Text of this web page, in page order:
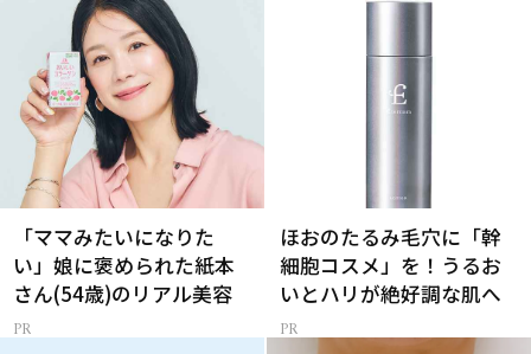
「ママみたいになりた
い」娘に褒められた紙本
さん(54歳)のリアル美容
ほおのたるみ毛穴に「幹
細胞コスメ」を！うるお
いとハリが絶好調な肌へ